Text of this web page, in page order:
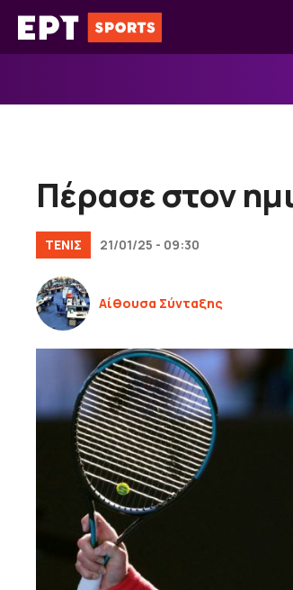
Μετάβαση
σε
Πέρασε στον
ΤΕΝΙΣ 21/01/25 - 09:30
Αίθουσα Σύνταξης